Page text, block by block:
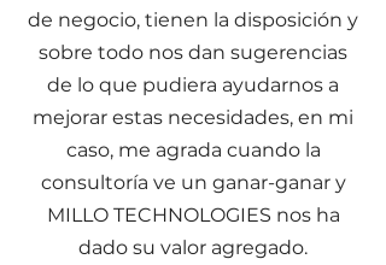
de negocio, tienen la disposición y
sobre todo nos dan sugerencias
de lo que pudiera ayudarnos a
mejorar estas necesidades, en mi
caso, me agrada cuando la
consultoría ve un ganar-ganar y
MILLO TECHNOLOGIES nos ha
dado su valor agregado.